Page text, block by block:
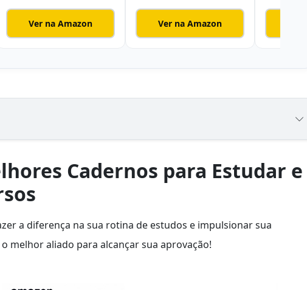
Ver na Amazon
Ver na Amazon
Cadernos para Estudar e
a diferença na sua rotina de estudos e impulsionar sua
melhor aliado para alcançar sua aprovação!